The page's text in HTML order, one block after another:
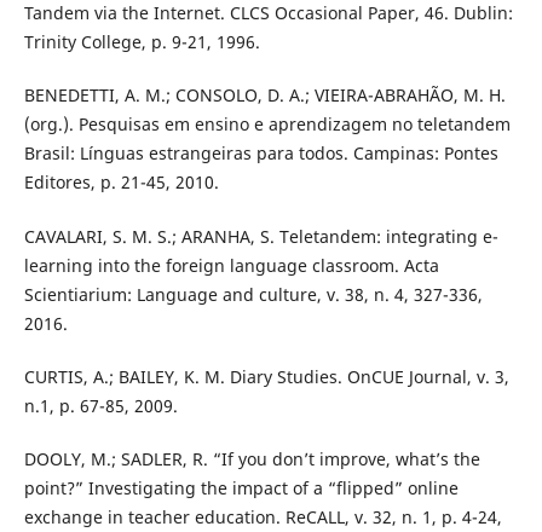
Tandem via the Internet. CLCS Occasional Paper, 46. Dublin:
Trinity College, p. 9-21, 1996.
BENEDETTI, A. M.; CONSOLO, D. A.; VIEIRA-ABRAHÃO, M. H.
(org.). Pesquisas em ensino e aprendizagem no teletandem
Brasil: Línguas estrangeiras para todos. Campinas: Pontes
Editores, p. 21-45, 2010.
CAVALARI, S. M. S.; ARANHA, S. Teletandem: integrating e-
learning into the foreign language classroom. Acta
Scientiarium: Language and culture, v. 38, n. 4, 327-336,
2016.
CURTIS, A.; BAILEY, K. M. Diary Studies. OnCUE Journal, v. 3,
n.1, p. 67-85, 2009.
DOOLY, M.; SADLER, R. “If you don’t improve, what’s the
point?” Investigating the impact of a “flipped” online
exchange in teacher education. ReCALL, v. 32, n. 1, p. 4-24,